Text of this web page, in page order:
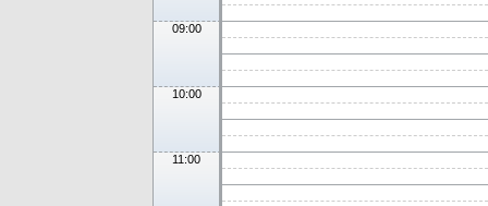
09:00
10:00
11:00